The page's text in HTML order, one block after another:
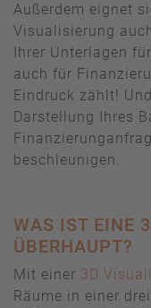
Außerdem eignet
Visualisierung
Ihrer Unterlagen
auch für
Eindruck zählt!
Darstellung Ihres
beschleunigen.
WAS IST EINE
ÜBERHAUPT?
Mit einer 3D
Räume in einer